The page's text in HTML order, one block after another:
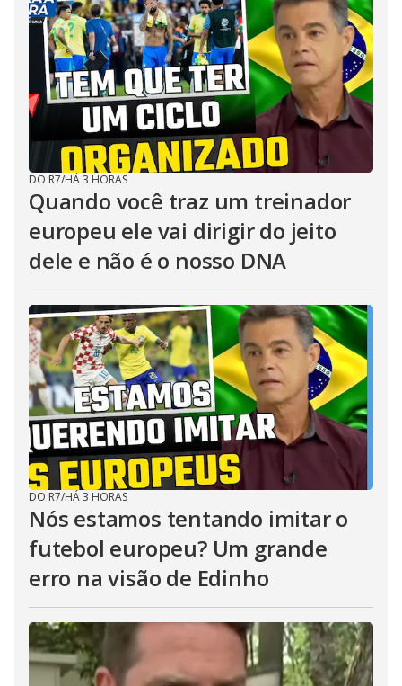
DO R7/HÁ 3 HORAS
Quando você traz um treinador
europeu ele vai dirigir do jeito
dele e não é o nosso DNA
DO R7/HÁ 3 HORAS
Nós estamos tentando imitar o
futebol europeu? Um grande
erro na visão de Edinho